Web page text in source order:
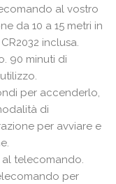
al vostro
da 10 a 15 metri in
inclusa.
90 minuti di
per accenderlo,
di
per avviare e
telecomando.
per